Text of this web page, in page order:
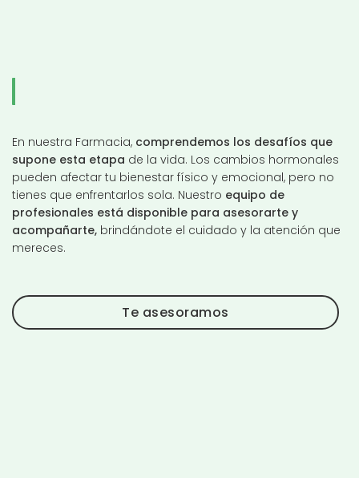
En nuestra Farmacia, comprendemos los desafíos que
supone esta etapa de la vida. Los cambios hormonales
pueden afectar tu bienestar físico y emocional, pero no
tienes que enfrentarlos sola. Nuestro equipo de
profesionales está disponible para asesorarte y
acompañarte, brindándote el cuidado y la atención que
mereces.
Te asesoramos